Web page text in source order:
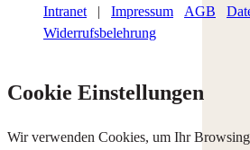
Intranet | Impressum AGB
Widerrufsbelehrung
Cookie Einstellungen
Wir verwenden Cookies, um Ihr